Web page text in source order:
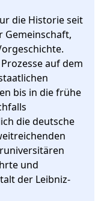
die Historie seit
Gemeinschaft,
auf dem
bis in die frühe
die deutsche
und
der Leibniz-